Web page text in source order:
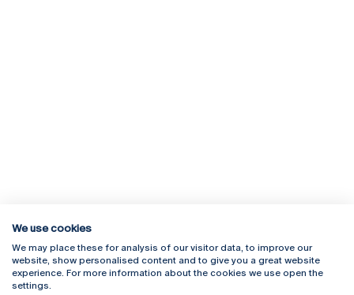
Rua Diogo Botelho 1327
4169-005 Porto
+351 226 196 240
Campus Online
Webmail
We use cookies
We may place these for analysis of our visitor data, to improve our
website, show personalised content and to give you a great website
experience. For more information about the cookies we use open the
settings.